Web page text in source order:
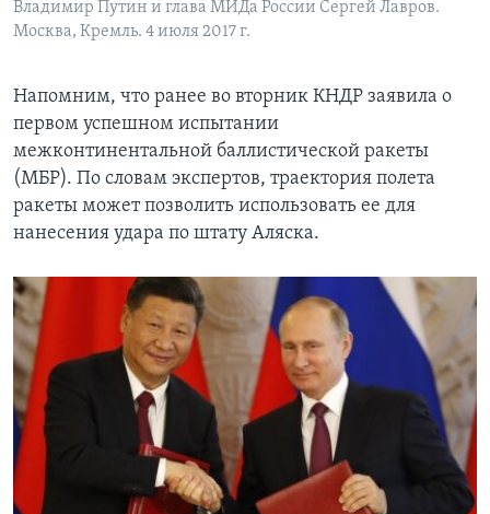
Владимир Путин и глава МИДа России Сергей Лавров.
Москва, Кремль. 4 июля 2017 г.
​Напомним, что ранее во вторник КНДР заявила о
первом успешном испытании
межконтинентальной баллистической ракеты
(МБР). По словам экспертов, траектория полета
ракеты может позволить использовать ее для
нанесения удара по штату Аляска.